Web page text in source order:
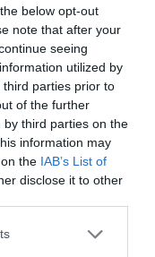
below opt-out
note that after your
seeing
utilized by
parties prior to
of the further
third parties on the
information may
the IAB’s List of
disclose it to other
or more Google
στην Άνδρο –
του 1970